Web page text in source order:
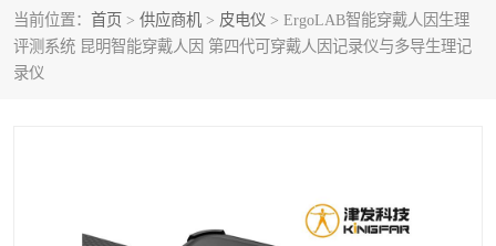
当前位置： 首页 > 供应商机 > 皮电仪 > ErgoLAB智能穿戴人因生理
评测系统 昆明智能穿戴人因 第四代可穿戴人因记录仪与多导生理记
录仪
皮电仪 脑电仪
动作捕捉与生物力学